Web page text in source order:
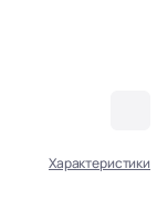
Характеристики